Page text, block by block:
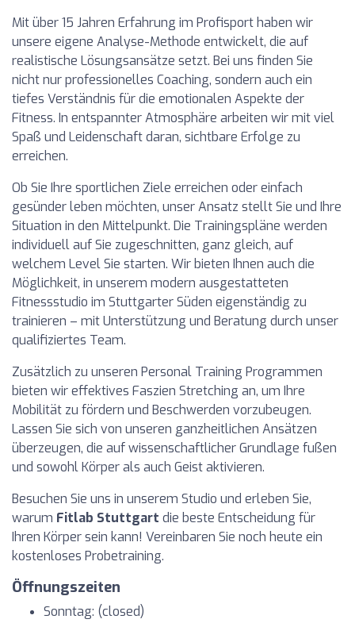
Mit über 15 Jahren Erfahrung im Profisport haben wir
unsere eigene Analyse-Methode entwickelt, die auf
realistische Lösungsansätze setzt. Bei uns finden Sie
nicht nur professionelles Coaching, sondern auch ein
tiefes Verständnis für die emotionalen Aspekte der
Fitness. In entspannter Atmosphäre arbeiten wir mit viel
Spaß und Leidenschaft daran, sichtbare Erfolge zu
erreichen.
Ob Sie Ihre sportlichen Ziele erreichen oder einfach
gesünder leben möchten, unser Ansatz stellt Sie und Ihre
Situation in den Mittelpunkt. Die Trainingspläne werden
individuell auf Sie zugeschnitten, ganz gleich, auf
welchem Level Sie starten. Wir bieten Ihnen auch die
Möglichkeit, in unserem modern ausgestatteten
Fitnessstudio im Stuttgarter Süden eigenständig zu
trainieren – mit Unterstützung und Beratung durch unser
qualifiziertes Team.
Zusätzlich zu unseren Personal Training Programmen
bieten wir effektives Faszien Stretching an, um Ihre
Mobilität zu fördern und Beschwerden vorzubeugen.
Lassen Sie sich von unseren ganzheitlichen Ansätzen
überzeugen, die auf wissenschaftlicher Grundlage fußen
und sowohl Körper als auch Geist aktivieren.
Besuchen Sie uns in unserem Studio und erleben Sie,
warum Fitlab Stuttgart die beste Entscheidung für
Ihren Körper sein kann! Vereinbaren Sie noch heute ein
kostenloses Probetraining.
Öffnungszeiten
Sonntag: (closed)